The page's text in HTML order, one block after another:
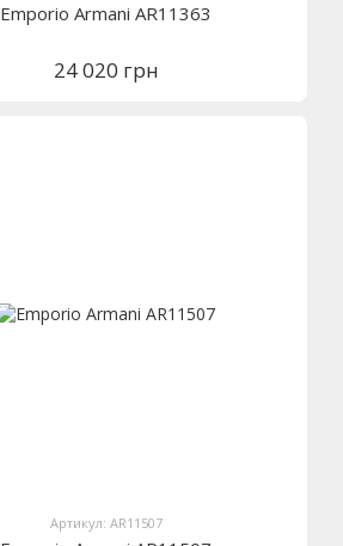
Emporio Armani AR11363
24 020 грн
Артикул: AR11507